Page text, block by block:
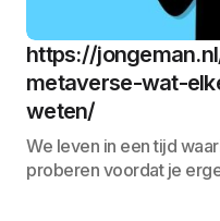
https://
metaverse-wat-
weten/
We leven in een tijd
proberen voordat je